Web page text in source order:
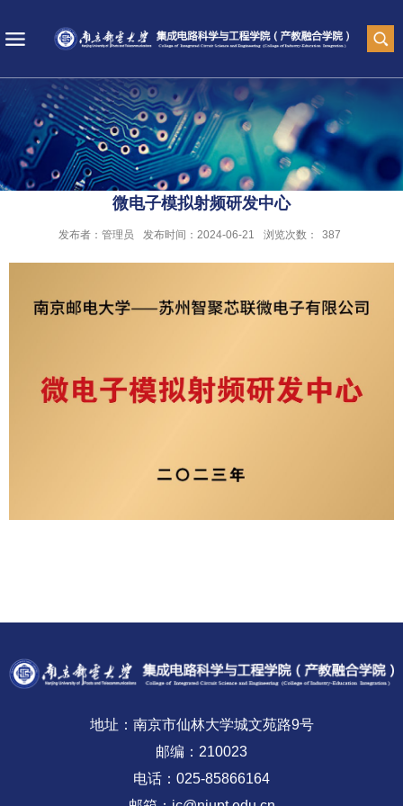
微电子模拟射频研发中心
发布者：管理员 发布时间：2024-06-21 浏览次数： 387
地址：南京市仙林大学城文苑路9号
邮编：210023
电话：025-85866164